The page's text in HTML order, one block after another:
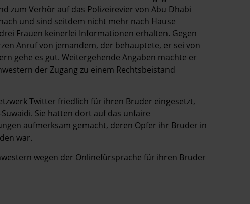
zum Verhör auf das Polizeirevier von Abu Dhabi
und sind seitdem nicht mehr nach Hause
Frauen keinerlei Informationen erhalten. Gegen
Anruf von jemandem, der behauptete, er sei von
gehe es gut. Weitergehende Angaben machte er
der Zugang zu einem Rechtsbeistand
Twitter friedlich für ihren Bruder eingesetzt,
Sie hatten dort auf das unfaire
aufmerksam gemacht, deren Opfer ihr Bruder in
war.
wegen der Onlinefürsprache für ihren Bruder